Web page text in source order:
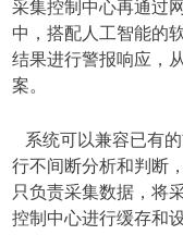
采集控制中心再通过
中，搭配人工智能的
结果进行警报响应，
案。
系统可以兼容已有
行不间断分析和判断
只负责采集数据，将
控制中心进行缓存和